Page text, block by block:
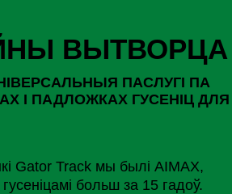
ВЫТВОРЦА
ПАСЛУГІ ПА
І ПАДЛОЖКАХ ГУСЕНІЦ ДЛЯ
Gator Track мы былі AIMAX,
больш за 15 гадоў.